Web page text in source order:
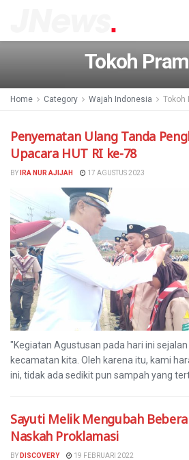
Tokoh
Home Category Wajah Indonesia Tokoh
Penyematan Ulang Tanda
Upacara HUT RI ke-78
BY IRA NUR AJIJAH 17 AGUSTUS 2023
"Kegiatan Agustusan pada hari ini
kecamatan kita. Oleh karena itu, kami
ini, tidak ada sedikit pun sampah yang
Sayuti Melik Mengubah
Naskah Proklamasi
BY DISCOVERY 19 FEBRUARI 2022